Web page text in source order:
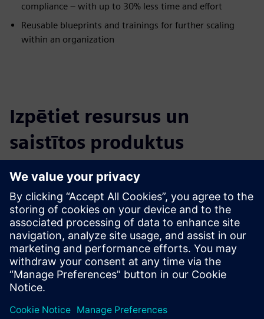
compliance – with up to 30% less time and effort
Reusable blueprints and trainings for further scaling
within an organization
Izpētiet resursus un
saistītos produktus
Papildu informācija un resursi
Whitepaper: Cyber Resilience Act
Priekšnosacījumi
none